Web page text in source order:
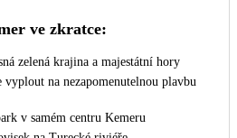
ve zkratce:
zelená krajina a majestátní hory
vyplout na nezapomenutelnou plavbu
v samém centru Kemeru